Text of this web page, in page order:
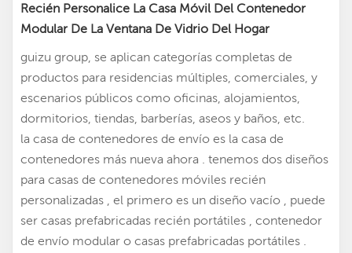
Recién Personalice La Casa Móvil Del Contenedor
Modular De La Ventana De Vidrio Del Hogar
guizu group, se aplican categorías completas de
productos para residencias múltiples, comerciales, y
escenarios públicos como oficinas, alojamientos,
dormitorios, tiendas, barberías, aseos y baños, etc.
la casa de contenedores de envío es la casa de
contenedores más nueva ahora . tenemos dos diseños
para casas de contenedores móviles recién
personalizadas , el primero es un diseño vacío , puede
ser casas prefabricadas recién portátiles , contenedor
de envío modular o casas prefabricadas portátiles .